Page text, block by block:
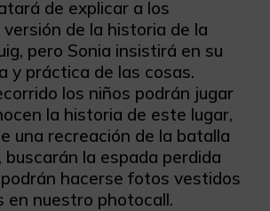
de explicar a los
de la historia de la
pero Sonia insistirá en su
y práctica de las cosas.
los niños podrán jugar
la historia de este lugar,
una recreación de la batalla
buscarán la espada perdida
podrán hacerse fotos vestidos
en nuestro photocall.